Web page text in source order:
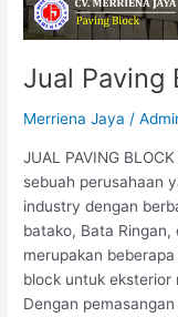
Jual Paving
Merriena Jaya /
JUAL PAVING
sebuah perusahaan
industry dengan
batako, Bata Ringan,
merupakan
block untuk eksterior
Dengan